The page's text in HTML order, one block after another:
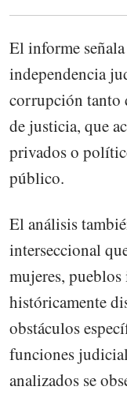
El informe
independencia
corrupción tanto
de justicia, que
privados o
público.
El análisis
interseccional
mujeres,
históricamente
obstáculos
funciones
analizados se